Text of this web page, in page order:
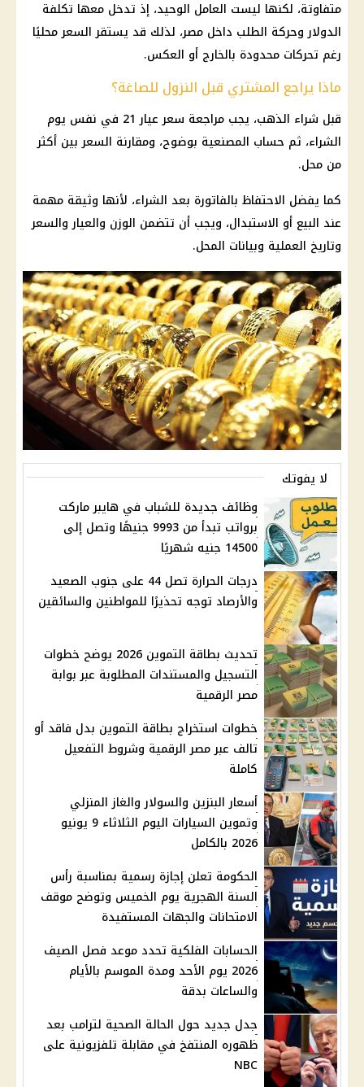
متفاوتة، لكنها ليست العامل الوحيد، إذ تدخل معها تكلفة
الدولاروحركة الطلب داخل مصر، لذلك قد يستقر السعر محليًا
رغم تحركات محدودة بالخارج أو العكس.
ماذا يراجع المشتري قبل النزول للصاغة؟
قبل شراء الذهب، يجب مراجعة سعر عيار 21
في نفس يوم
الشراء، ثم حساب المصنعية بوضوح، ومقارنة السعر بين أكثر
من محل.
كما يفضل الاحتفاظ بالفاتورة بعد الشراء، لأنها وثيقة مهمة
عند البيع أو الاستبدال، ويجب أن تتضمن الوزن والعيار والسعر
وتاريخ العملية وبيانات المحل.
لا يفوتك
وظائف جديدة للشباب في هايبر ماركت
برواتب تبدأ من 9993 جنيهًا وتصل إلى
14500 جنيه شهريًا
درجات الحرارة تصل 44 على جنوب الصعيد
والأرصاد توجه تحذيرًا للمواطنين والسائقين
تحديث بطاقة التموين 2026 يوضح خطوات
التسجيل والمستندات المطلوبة عبر بوابة
مصر الرقمية
خطوات استخراج بطاقة التموين بدل فاقد أو
تالف عبر مصر الرقمية وشروط التفعيل
كاملة
أسعار البنزين والسولار والغاز المنزلي
وتموين السيارات اليوم الثلاثاء 9 يونيو
2026 بالكامل
الحكومة تعلن إجازة رسمية بمناسبة رأس
السنة الهجرية يوم الخميس وتوضح موقف
الامتحانات والجهات المستفيدة
الحسابات الفلكية تحدد موعد فصل الصيف
2026 يوم الأحد ومدة الموسم بالأيام
والساعات بدقة
جدل جديد حول الحالة الصحية لترامب بعد
ظهوره المنتفخ في مقابلة تلفزيونية على
NBC